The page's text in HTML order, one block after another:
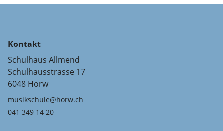
Kontakt
Schulhaus Allmend
Schulhausstrasse 17
6048 Horw
musikschule@horw.ch
041 349 14 20